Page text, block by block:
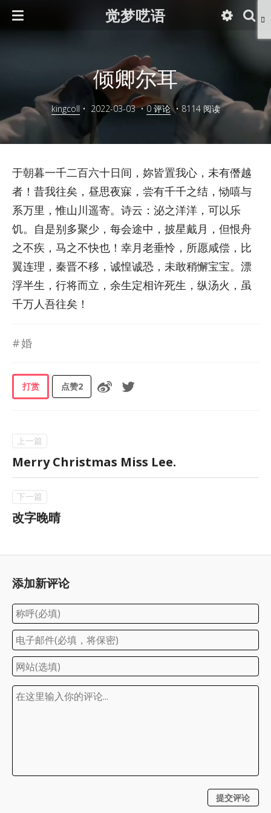
觉梦呓语
倾卿尔耳
kingcoll • 2022-03-03•0 评论• 8114 阅读
于朝暮一千二百六十日间，妳皆置我心，未有僭越
者！昔我往矣，昼思夜寐，尝有千千之结，恸嘻与
系万里，惟山川遥寄。诗云：泌之洋洋，可以乐
饥。自是别多聚少，每会途中，披星戴月，但恨舟
之不疾，马之不快也！幸月老垂怜，所愿咸偿，比
翼连理，秦晋不移，诚惶诚恐，未敢稍懈宝宝。漂
浮半生，行将而立，余生定相许死生，纵汤火，虽
千万人吾往矣！
婚
打赏 点赞2
Merry Christmas Miss Lee.
改字晚晴
添加新评论
提交评论